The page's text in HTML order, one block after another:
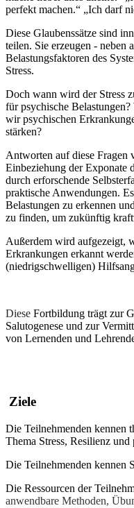
perfekt machen.“ „Ich darf
Diese Glaubenssätze sind
teilen. Sie erzeugen - neben
Belastungsfaktoren des
Stress.
Doch wann wird der Stress
für psychische
wir psychischen
stärken?
Antworten auf diese Fragen
Einbeziehung der Exponate
durch erforschende
praktische Anwendungen.
Belastungen zu erkennen
zu finden, um zukünftig
Außerdem wird aufgezeigt,
Erkrankungen erkannt
(niedrigschwelligen)
Diese Fortbildung trägt zur
Salutogenese und zur
von Lernenden und
Ziele
Die Teilnehmenden kennen
Thema Stress, Resilienz
Die Teilnehmenden kennen
Die Ressourcen der
anwendbare Methoden,